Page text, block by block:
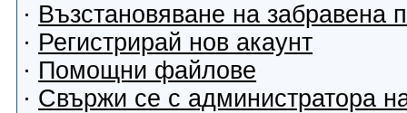
· Възстановяване на забравена
· Регистрирай нов акаунт
· Помощни файлове
· Свържи се с администратора